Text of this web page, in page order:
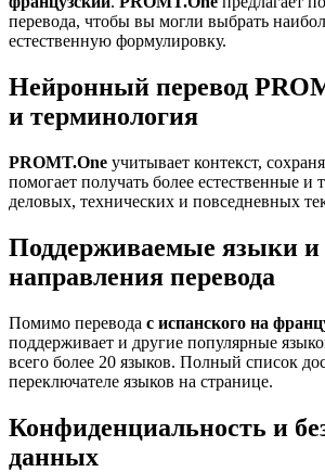
перевода, чтобы вы могли выбрать
естественную формулировку.
Нейронный перевод
и терминология
PROMT.One учитывает контекст,
помогает получать более естественные и
деловых, технических и повседневных
Поддерживаемые языки и
направления перевода
Помимо перевода с испанского на
поддерживает и другие популярные
всего более 20 языков. Полный список
переключателе языков на странице.
Конфиденциальность и
данных